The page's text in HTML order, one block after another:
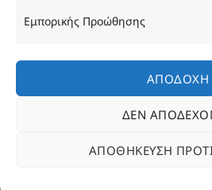
Εμπορικής Προώθησης
ΑΠΟΔΟΧΉ
ΔΕΝ
ΑΠΟΘΉΚΕΥΣΗ